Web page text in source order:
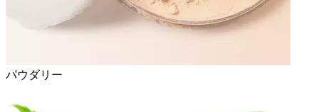
パウダリー